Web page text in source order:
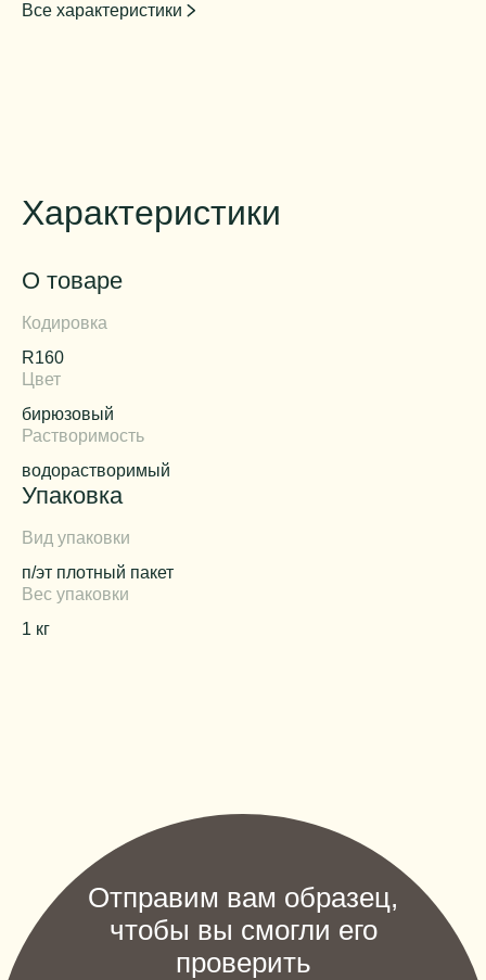
Все характеристики
Характеристики
О товаре
Кодировка
R160
Цвет
бирюзовый
Растворимость
водорастворимый
Упаковка
Вид упаковки
п/эт плотный пакет
Вес упаковки
1 кг
Отправим вам образец,
чтобы вы смогли его
проверить